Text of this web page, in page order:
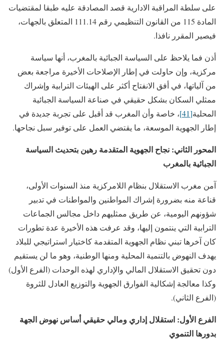
على سلطة المراقبة الادارية قصد المصادقة عليه طبقا لمقتضيات
المادة 115 من القانون التنظيمي رقم 111.14 المتعلق بالجهات،
فيصير المقرر نافذا.
أذن فما يلاحظ على السياسة الجبائية بالمغرب، أنها سياسة
مركزية، وإن حاولت في إطار الإصلاحات الأخيرة مراجعة بعض
من آلياتها، في أفق الانفتاح أكثر على الهيئات الترابية وإشراك
ممثلي السكان بشكل حقيقي في صناعة السياسة الجبائية
المحلية[41]
، خاصة وأن المغرب قد أقبل على تجربة جديدة في
إطار الجهوية الموسعة، ما يقتضي العمل على توفير سبل نجاحها.
المحور الثاني: نجاح الجهوية المتقدمة رهين بتحديث السياسة
الجبائية بالمغرب
آمن مغرب الاستقلال بنظام اللامركزية منذ السنوات الأولى،
قناعة منه بضرورة إشراك المواطنين والمواطنات في تدبير
شؤونهم اليومية، عن طريق ممثليهم داخل مجالس الجماعات
الترابية التي ينتمون إليها، وقد عرفت هذه الأخيرة عدة تطورات
كان آخرها تبني نظام الجهوية المتقدمة كاختيار استراتيجي للبلاد
يهدف النهوض بالتنمية المحلية ومنها الوطنية، وهو ما لن يستقيم
دون تحقيق الاستقلال المالي والإداري لهذه الوحدات (الفرع الأول)
وكذا معالجة إشكالية الفوارق الجهوية والتوزيع العادل للثروة
(الفرع الثاني).
الفرع الأول: استقلال إداري ومالي حقيقي أساس نهوض الجهة
بدورها التنموي